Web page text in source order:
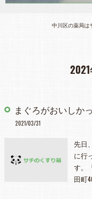
中川区の薬局は
まぐろがおいしか
2021/03/31
先日
に行
す。
田町